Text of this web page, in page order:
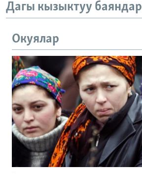
Дагы кызыктуу баяндар
Окуялар